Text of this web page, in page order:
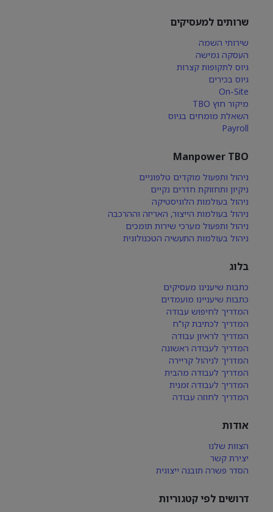
שרותים למעסיקים
שירותי השמה
העסקה גמישה
גיוס לתקופות קצרות
גיוס בכירים
On-Site
מיקור חוץ TBO
השאלת מומחים בגיוס
Payroll
Manpower TBO
ניהול ותפעול מוקדים טלפוניים
ניקיון ותחזוקת חדרים נקיים
ניהול בעולמות הלוגיסטיקה
ניהול בעולמות הייצור, האריזה וההרכבה
ניהול ותפעול מערכי שירות תומכים
ניהול בעולמות התעשיה הטכנולוגית
בלוג
כתבות שיענינו מעסיקים
כתבות שיעניינו מועמדים
המדריך לחיפוש עבודה
המדריך לכתיבת קו"ח
המדריך לראיון עבודה
המדריך לעבודה ראשונה
המדריך לניהול קריירה
המדריך לעבודה מהבית
המדריך לעבודה זמנית
המדריך לחוזה עבודה
אודות
הצוות שלנו
יצירת קשר
הסדר פשרה תובנה ייצוגית
דרושים לפי קטגוריות